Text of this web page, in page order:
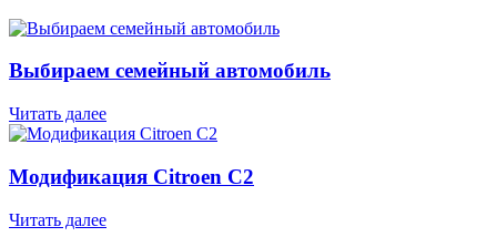
Выбираем семейный автомобиль
Читать далее
Модификация Citroen С2
Читать далее